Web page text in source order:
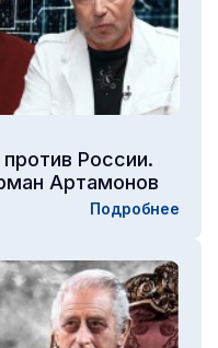
России.
Артамонов
Подробнее